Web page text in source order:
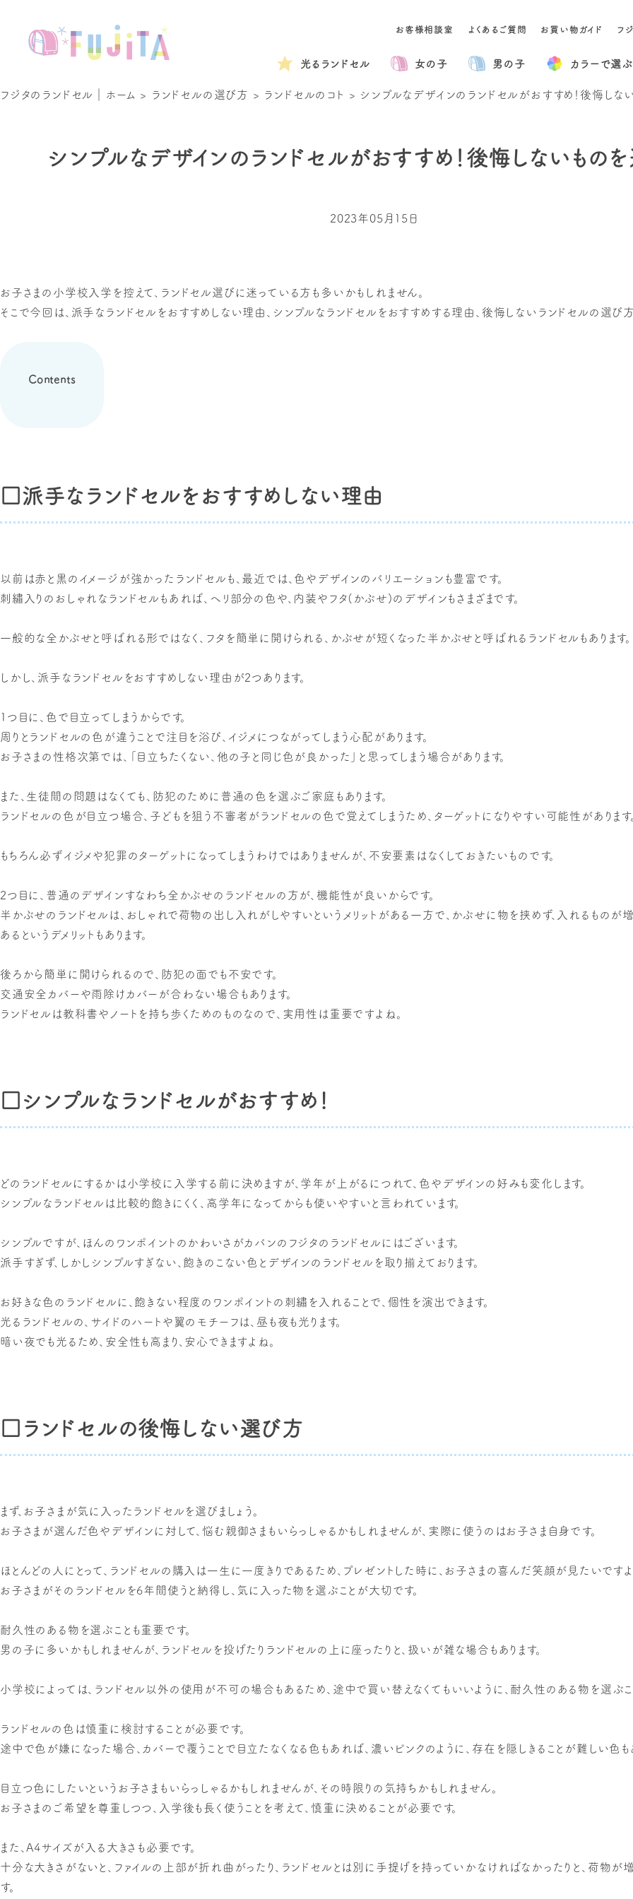
お客様相談室 よくあるご質問 お買い物ガイド フ
光るランドセル 女の子 男の子 カラー で選ぶ
フジタのランドセル｜ホーム > ランドセルの選び方 > ランドセルのコト > シンプルなデザインのランドセルがおすすめ！後悔しな
シンプルなデザインのランドセルがおすすめ！後悔しないものを
2023年05月15日
お子さまの小学校入学を控えて、ランドセル選びに迷っている方も多いかもしれません。
そこで今回は、派手なランドセルをおすすめしない理由、シンプルなランドセルをおすすめする理由、後悔しないランドセルの選び
Contents
□派手なランドセルをおすすめしない理由
以前は赤と黒のイメージが強かったランドセルも、最近では、色やデザインのバリエーションも豊富です。
刺繡入りのおしゃれなランドセルもあれば、ヘリ部分の色や、内装やフタ(かぶせ)のデザインもさまざまです。
一般的な全かぶせと呼ばれる形ではなく、フタを簡単に開けられる、かぶせが短くなった半かぶせと呼ばれるランドセルもあります。
しかし、派手なランドセルをおすすめしない理由が2つあります。
1つ目に、色で目立ってしまうからです。
周りとランドセルの色が違うことで注目を浴び、イジメにつながってしまう心配があります。
お子さまの性格次第では、「目立ちたくない、他の子と同じ色が良かった」と思ってしまう場合があります。
また、生徒間の問題はなくても、防犯のために普通の色を選ぶご家庭もあります。
ランドセルの色が目立つ場合、子どもを狙う不審者がランドセルの色で覚えてしまうため、ターゲットになりやすい可能性があります。
もちろん必ずイジメや犯罪のターゲットになってしまうわけではありませんが、不安要素はなくしておきたいものです。
2つ目に、普通のデザインすなわち全かぶせのランドセルの方が、機能性が良いからです。
半かぶせのランドセルは、おしゃれで荷物の出し入れがしやすいというメリットがある一方で、かぶせに物を挟めず、入れるものが
あるというデメリットもあります。
後ろから簡単に開けられるので、防犯の面でも不安です。
交通安全カバーや雨除けカバーが合わない場合もあります。
ランドセルは教科書やノートを持ち歩くためのものなので、実用性は重要ですよね。
□シンプルなランドセルがおすすめ！
どのランドセルにするかは小学校に入学する前に決めますが、学年が上がるにつれて、色やデザインの好みも変化します。
シンプルなランドセルは比較的飽きにくく、高学年になってからも使いやすいと言われています。
シンプルですが、ほんのワンポイントのかわいさがカバンのフジタのランドセルにはございます。
派手すぎず、しかしシンプルすぎない、飽きのこない色とデザインのランドセルを取り揃えております。
お好きな色のランドセルに、飽きない程度のワンポイントの刺繡を入れることで、個性を演出できます。
光るランドセルの、サイドのハートや翼のモチーフは、昼も夜も光ります。
暗い夜でも光るため、安全性も高まり、安心できますよね。
□ランドセルの後悔しない選び方
まず、お子さまが気に入ったランドセルを選びましょう。
お子さまが選んだ色やデザインに対して、悩む親御さまもいらっしゃるかもしれませんが、実際に使うのはお子さま自身です。
ほとんどの人にとって、ランドセルの購入は一生に一度きりであるため、プレゼントした時に、お子さまの喜んだ笑顔が見たいですよ
お子さまがそのランドセルを6年間使うと納得し、気に入った物を選ぶことが大切です。
耐久性のある物を選ぶことも重要です。
男の子に多いかもしれませんが、ランドセルを投げたりランドセルの上に座ったりと、扱いが雑な場合もあります。
小学校によっては、ランドセル以外の使用が不可の場合もあるため、途中で買い替えなくてもいいように、耐久性のある物を選ぶこ
ランドセルの色は慎重に検討することが必要です。
途中で色が嫌になった場合、カバーで覆うことで目立たなくなる色もあれば、濃いピンクのように、存在を隠しきることが難しい色もあ
目立つ色にしたいというお子さまもいらっしゃるかもしれませんが、その時限りの気持ちかもしれません。
お子さまのご希望を尊重しつつ、入学後も長く使うことを考えて、慎重に決めることが必要です。
また、A4サイズが入る大きさも必要です。
十分な大きさがないと、ファイルの上部が折れ曲がったり、ランドセルとは別に手提げを持っていかなければなかったりと、荷物が増
す。